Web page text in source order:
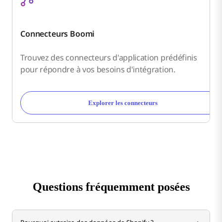
Connecteurs Boomi
Trouvez des connecteurs d'application prédéfinis
pour répondre à vos besoins d'intégration.
Explorer les connecteurs
Questions fréquemment posées